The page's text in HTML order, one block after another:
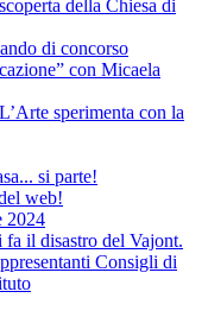
della Chiesa di
di concorso
con Micaela
sperimenta con la
si parte!
web!
2024
il disastro del Vajont.
Consigli di